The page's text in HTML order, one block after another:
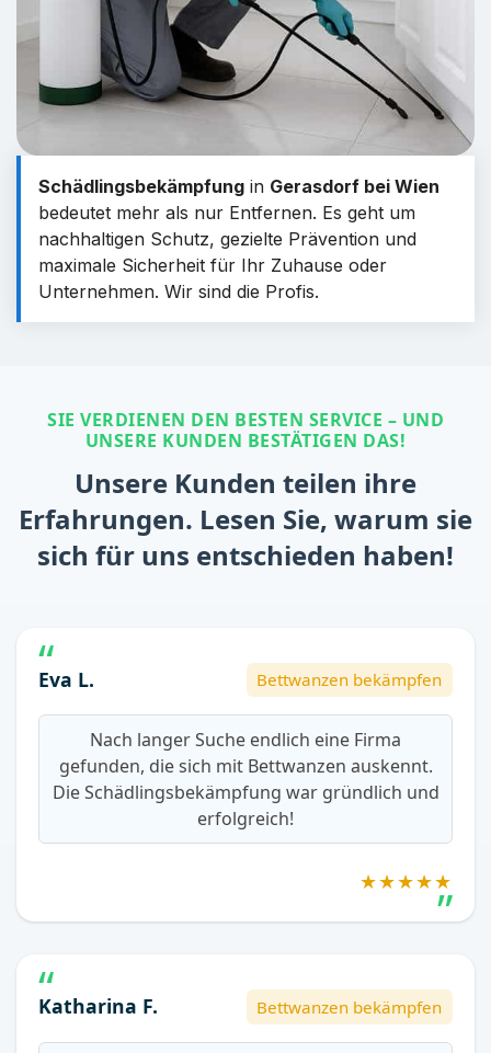
Schädlingsbekämpfung in Gerasdorf bei Wien
bedeutet mehr als nur Entfernen. Es geht um
nachhaltigen Schutz, gezielte Prävention und
maximale Sicherheit für Ihr Zuhause oder
Unternehmen. Wir sind die Profis.
SIE VERDIENEN DEN BESTEN SERVICE – UND
UNSERE KUNDEN BESTÄTIGEN DAS!
Unsere Kunden teilen ihre
Erfahrungen. Lesen Sie, warum sie
sich für uns entschieden haben!
Eva L. Bettwanzen bekämpfen
Nach langer Suche endlich eine Firma
gefunden, die sich mit Bettwanzen auskennt.
Die Schädlingsbekämpfung war gründlich und
erfolgreich!
★★★★★
Katharina F. Bettwanzen bekämpfen